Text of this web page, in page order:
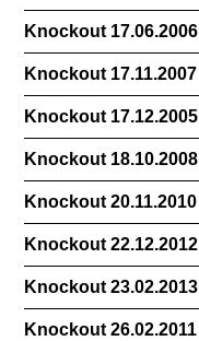
Knockout 17.06.2006
Knockout 17.11.2007
Knockout 17.12.2005
Knockout 18.10.2008
Knockout 20.11.2010
Knockout 22.12.2012
Knockout 23.02.2013
Knockout 26.02.2011